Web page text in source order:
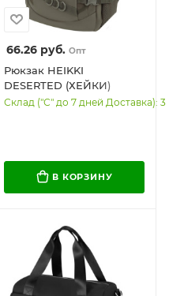
66.26руб. Опт
Рюкзак HEIKKI
DESERTED (ХЕЙКИ)
универсальный, 3
273877
Склад ("С" до 7 дней Доставка): 3
В КОРЗИНУ